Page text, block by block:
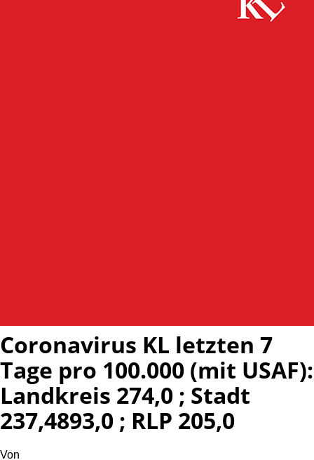
Coronavirus KL letzten 7
Tage pro 100.000 (mit USAF):
Landkreis 274,0 ; Stadt
237,4893,0 ; RLP 205,0
Von